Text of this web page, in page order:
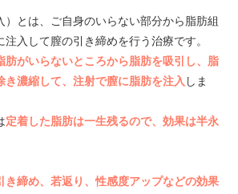
）とは、ご自身のいらない部分から脂肪組
入して膣の引き締めを行う治療です。
肪がいらないところから脂肪を吸引し、脂
き濃縮して、注射で膣に脂肪を注入 しま
定着した脂肪は一生残るので、効果は半永
き締め、若返り、性感度アップなどの効果